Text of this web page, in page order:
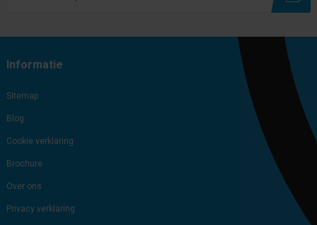
Informatie
Sitemap
Blog
Cookie verklaring
Brochure
Over ons
Privacy verklaring